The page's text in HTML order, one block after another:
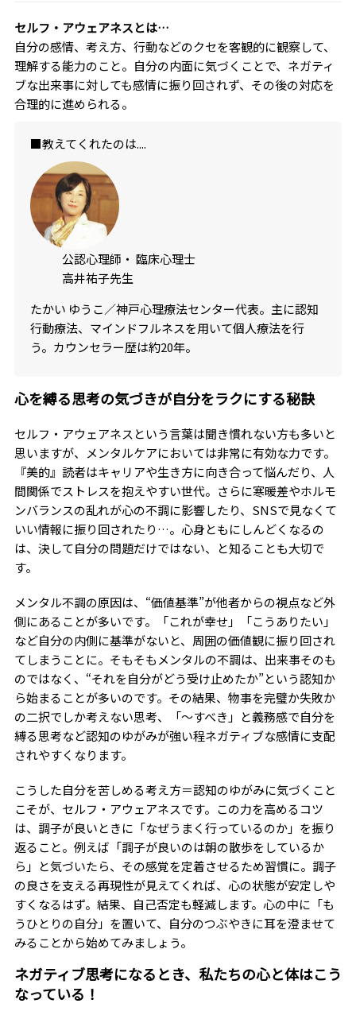
セルフ・アウェアネスとは…
自分の感情、考え方、行動などのクセを客観的に観察して、
理解する能力のこと。自分の内面に気づくことで、ネガティ
ブな出来事に対しても感情に振り回されず、その後の対応を
合理的に進められる。
■教えてくれたのは....
公認心理師・ 臨床心理士
高井祐子先生
たかい ゆうこ／神戸心理療法センター代表。主に認知
行動療法、マインドフルネスを用いて個人療法を行
う。カウンセラー歴は約20年。
心を縛る思考の気づきが自分をラクにする秘訣
セルフ・アウェアネスという言葉は聞き慣れない方も多いと
思いますが、メンタルケアにおいては非常に有効な力です。
『美的』読者はキャリアや生き方に向き合って悩んだり、人
間関係でストレスを抱えやすい世代。さらに寒暖差やホルモ
ンバランスの乱れが心の不調に影響したり、SNSで見なくて
いい情報に振り回されたり…。心身ともにしんどくなるの
は、決して自分の問題だけではない、と知ることも大切で
す。
メンタル不調の原因は、“価値基準”が他者からの視点など外
側にあることが多いです。「これが幸せ」「こうありたい」
など自分の内側に基準がないと、周囲の価値観に振り回され
てしまうことに。そもそもメンタルの不調は、出来事そのも
のではなく、“それを自分がどう受け止めたか”という認知か
ら始まることが多いのです。その結果、物事を完璧か失敗か
の二択でしか考えない思考、「〜すべき」と義務感で自分を
縛る思考など認知のゆがみが強い程ネガティブな感情に支配
されやすくなります。
こうした自分を苦しめる考え方＝認知のゆがみに気づくこと
こそが、セルフ・アウェアネスです。この力を高めるコツ
は、調子が良いときに「なぜうまく行っているのか」を振り
返ること。例えば「調子が良いのは朝の散歩をしているか
ら」と気づいたら、その感覚を定着させるため習慣に。調子
の良さを支える再現性が見えてくれば、心の状態が安定しや
すくなるはず。結果、自己否定も軽減します。心の中に「も
うひとりの自分」を置いて、自分のつぶやきに耳を澄ませて
みることから始めてみましょう。
ネガティブ思考になるとき、私たちの心と体はこう
なっている！